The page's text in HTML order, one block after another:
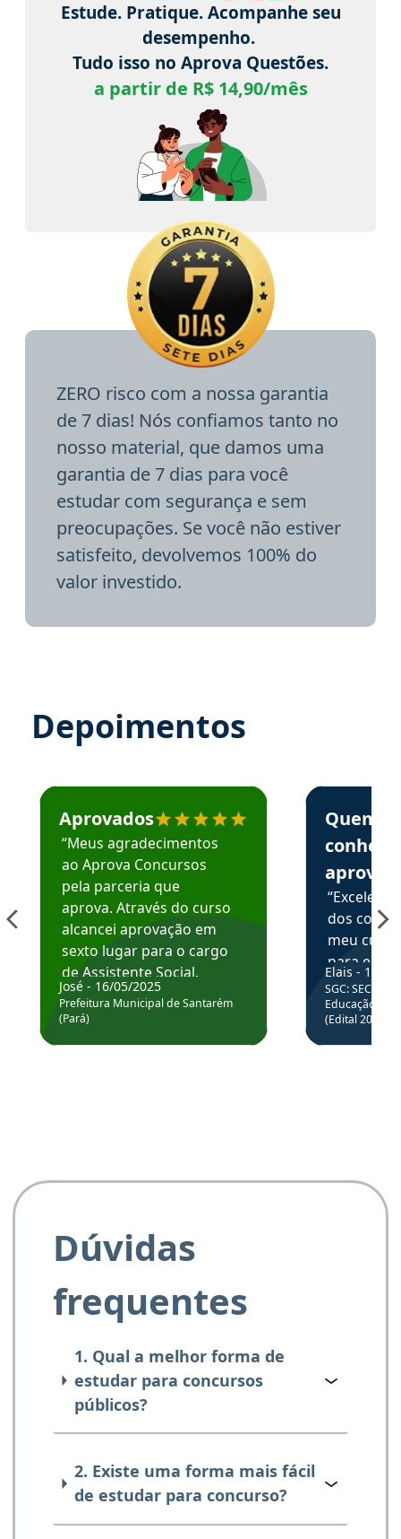
Estude. Pratique. Acompanhe seu
desempenho.
Tudo isso no Aprova Questões.
a partir de R$ 14,90/mês
ZERO risco com a nossa garantia
de 7 dias! Nós confiamos tanto no
nosso material, que damos uma
garantia de 7 dias para você
estudar com segurança e sem
preocupações. Se você não estiver
satisfeito, devolvemos 100% do
valor investido.
Depoimentos
Estudante José recomenda o Aprova Concursos em
Aprovados
“Meus agradecimentos
ao Aprova Concursos
pela parceria que
aprova. Através do curso
alcancei aprovação em
sexto lugar para o cargo
de Assistente Social.
Hoje estou atuando na
Prefeitura de Santarém.
José - 16/05/2025
Prefeitura Municipal de Santarém
(Pará)
Estudante
Quem
aprova
dos
meu
para
colocar
através
de
Elais - 15/
SGC: SEC BA
Educação
(Edital
Dúvidas
frequentes
1. Qual a melhor forma de
estudar para concursos
públicos?
2. Existe uma forma mais fácil
de estudar para concurso?